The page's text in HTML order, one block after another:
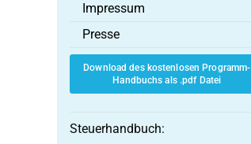
Impressum
Presse
Download des kostenlosen Programm-
Handbuchs als .pdf Datei
Steuerhandbuch: